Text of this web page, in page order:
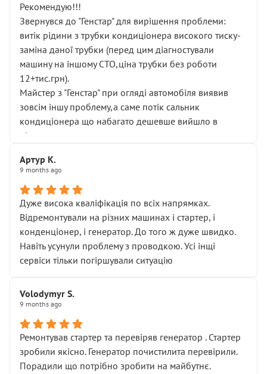
Рекомендую!!!
Звернувся до "Генстар" для вирішення проблеми:
витік рідини з трубки кондиціонера високого тиску-
заміна даної трубки (перед цим діагностували
машину на іншому СТО,ціна трубки без роботи
12+тис.грн).
Майстер з "Генстар" при огляді автомобіля виявив
зовсім іншу проблему,а саме потік сальник
кондиціонера що набагато дешевше вийшло в
підсумку.
Артур К.
9 months ago
Дуже висока кваліфікація по всіх напрямках.
Відремонтували на різних машинах і стартер, і
конденціонер, і генератор. До того ж дуже швидко.
Навіть усунули проблему з проводкою. Усі інщі
сервіси тільки погіршували ситуацію
Volodymyr S.
9 months ago
Ремонтував стартер та перевіряв генератор . Стартер
зробили якісно. Генератор почистилита перевірили.
Порадили що потрібно зробити на майбутнє.